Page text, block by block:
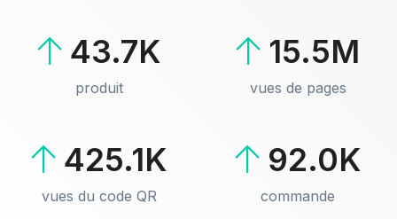
43.7K
produit
15.5M
vues de pages
425.1K
vues du code QR
92.0K
commande